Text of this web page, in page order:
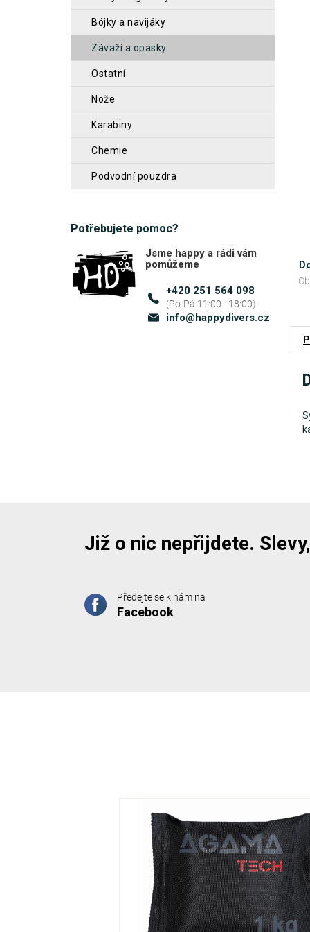
n
í
bójky a navijáky
závaží a opasky
ostatní
nože
karabiny
chemie
podvodní pouzdra
Potřebujete pomoc?
Jsme happy a rádi vám
pomůžeme
+420 251 564 098
info@ happydivers.cz
Již o nic nepřijdete.
Předejte se k nám na
Facebook